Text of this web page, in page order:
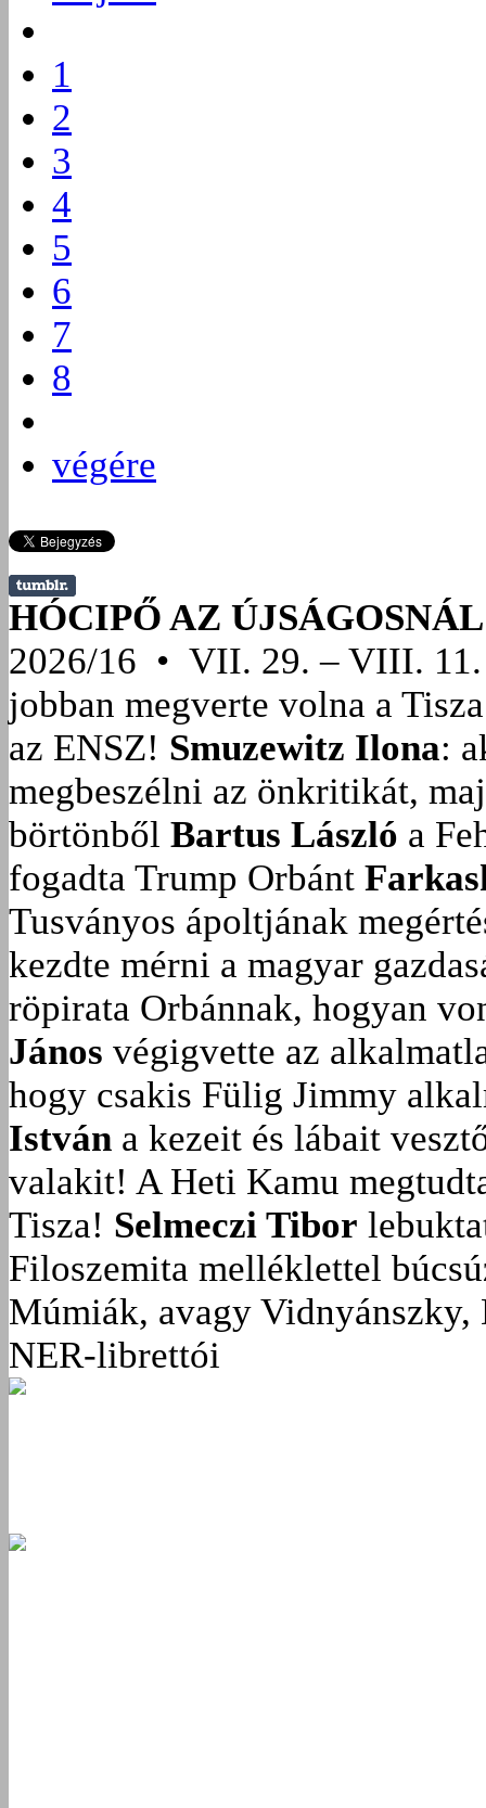
1
2
3
4
5
6
7
8
végére
HÓCIPŐ AZ ÚJSÁGOSNÁL
2026/16 • VII. 29. – VIII. 11.
jobban megverte volna a
az ENSZ! Smuzewitz Ilona:
megbeszélni az önkritikát,
börtönből Bartus László a
fogadta Trump Orbánt
Tusványos ápoltjának
kezdte mérni a magyar
röpirata Orbánnak, hogyan
János végigvette az
hogy csakis Fülig Jimmy
István a kezeit és lábait
valakit! A Heti Kamu
Tisza! Selmeczi Tibor
Filoszemita melléklettel
Múmiák, avagy Vidnyánszky,
NER-librettói